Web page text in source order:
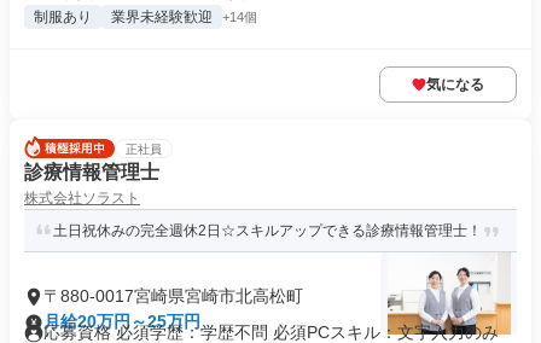
制服あり 業界未経験歓迎 +14個
気になる
正社員
診療情報管理士
株式会社ソラスト
土日祝休みの完全週休2日☆スキルアップできる診療情報管理士！
〒880-0017宮崎県宮崎市北高松町
月給20万円～25万円
応募資格 必須学歴：学歴不問 必須PCスキル：文字入力のみ